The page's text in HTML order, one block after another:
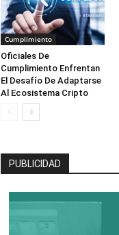
Cumplimiento
Oficiales De
Cumplimiento Enfrentan
El Desafío De Adaptarse
Al Ecosistema Cripto
PUBLICIDAD